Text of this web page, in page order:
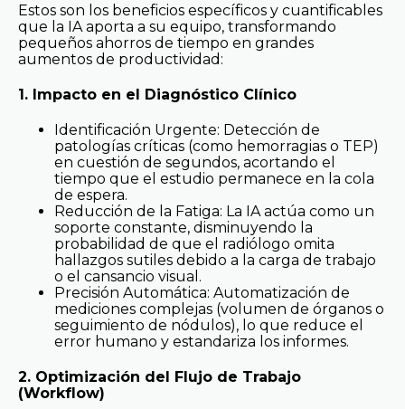
Estos son los beneficios específicos y cuantificables
que la IA aporta a su equipo, transformando
pequeños ahorros de tiempo en grandes
aumentos de productividad:
1. Impacto en el Diagnóstico Clínico
Identificación Urgente: Detección de
patologías críticas (como hemorragias o TEP)
en cuestión de segundos, acortando el
tiempo que el estudio permanece en la cola
de espera.
Reducción de la Fatiga: La IA actúa como un
soporte constante, disminuyendo la
probabilidad de que el radiólogo omita
hallazgos sutiles debido a la carga de trabajo
o el cansancio visual.
Precisión Automática: Automatización de
mediciones complejas (volumen de órganos o
seguimiento de nódulos), lo que reduce el
error humano y estandariza los informes.
2. Optimización del Flujo de Trabajo
(Workflow)